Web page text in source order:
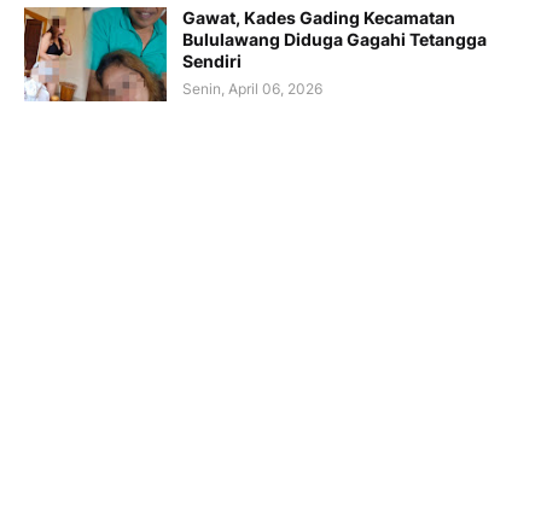
Gawat, Kades Gading Kecamatan
Bululawang Diduga Gagahi Tetangga
Sendiri
Senin, April 06, 2026